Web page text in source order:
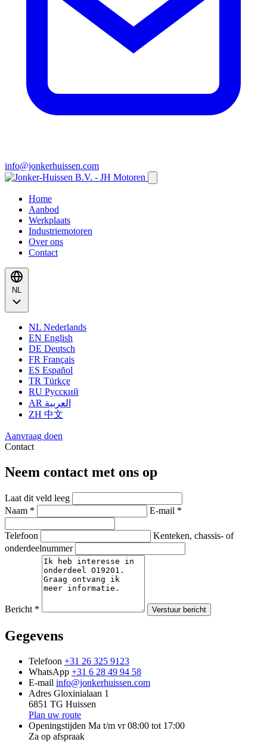
info@jonkerhuissen.com
Home
Aanbod
Werkplaats
Industriemotoren
Over ons
Contact
NL
NL Nederlands
EN English
DE Deutsch
FR Français
ES Español
TR Türkçe
RU Русский
AR العربية
ZH 中文
Aanvraag doen
Contact
Neem contact met ons op
Laat dit veld leeg
Naam *
E-mail *
Telefoon
Kenteken, chassis- of
onderdeelnummer
Bericht * Verstuur bericht
Gegevens
Telefoon +31 26 325 9123
WhatsApp +31 6 28 49 94 58
E-mail info@jonkerhuissen.com
Adres Gloxinialaan 1
6851 TG Huissen
Plan uw route
Openingstijden Ma t/m vr 08:00 tot 17:00
Za op afspraak